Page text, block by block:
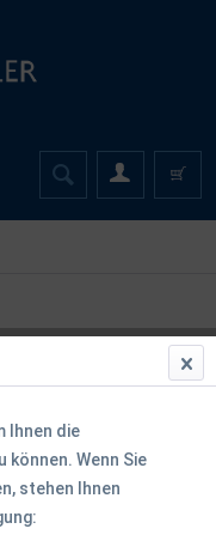
Ihnen die
Wenn Sie
stehen Ihnen